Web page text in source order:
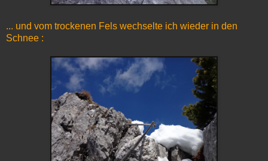
... und vom trockenen Fels wechselte ich wieder in den
Schnee :